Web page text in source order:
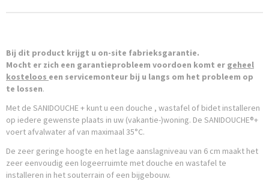
Bij dit product krijgt u on-site fabrieksgarantie.
Mocht er zich een garantieprobleem voordoen komt er geheel
kosteloos een servicemonteur bij u langs om het probleem op
te lossen.
Met de SANIDOUCHE + kunt u een douche , wastafel of bidet installeren
op iedere gewenste plaats in uw (vakantie-)woning. De SANIDOUCHE®+
voert afvalwater af van maximaal 35°C.
De zeer geringe hoogte en het lage aanslagniveau van 6 cm maakt het
zeer eenvoudig een logeerruimte met douche en wastafel te
installeren in het souterrain of een bijgebouw.